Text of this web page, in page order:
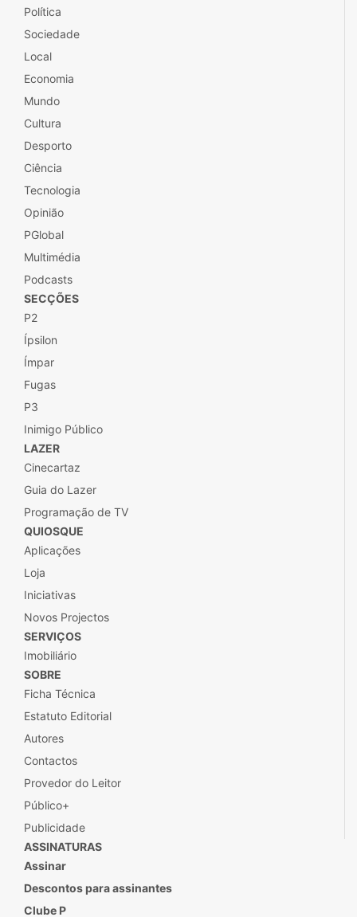
Política
Sociedade
Local
Economia
Mundo
Cultura
Desporto
Ciência
Tecnologia
Opinião
PGlobal
Multimédia
Podcasts
SECÇÕES
P2
Ípsilon
Ímpar
Fugas
P3
Inimigo Público
LAZER
Cinecartaz
Guia do Lazer
Programação de TV
QUIOSQUE
Aplicações
Loja
Iniciativas
Novos Projectos
SERVIÇOS
Imobiliário
SOBRE
Ficha Técnica
Estatuto Editorial
Autores
Contactos
Provedor do Leitor
Público+
Publicidade
ASSINATURAS
Assinar
Descontos para assinantes
Clube P